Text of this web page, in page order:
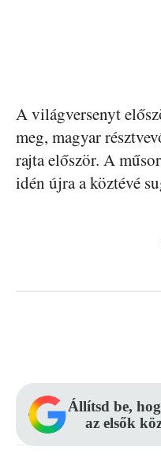
A világversenyt
meg, magyar
rajta először. A
idén újra a köztévé
Állítsd be,
az elsők